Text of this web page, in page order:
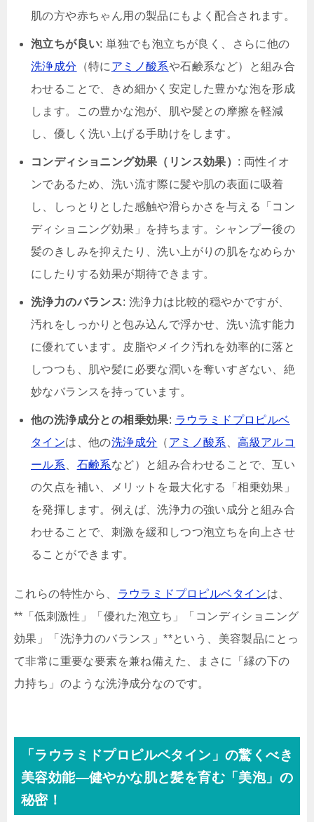
肌の方や赤ちゃん用の製品にもよく配合されます。
泡立ちが良い: 単独でも泡立ちが良く、さらに他の
洗浄成分 （特に アミノ酸系や石鹸系など）と組み合
わせることで、きめ細かく安定した豊かな泡を形成
します。この豊かな泡が、肌や髪との摩擦を軽減
し、優しく洗い上げる手助けをします。
コンディショニング効果（リンス効果） : 両性イオ
ンであるため、洗い流す際に髪や肌の表面に吸着
し、しっとりとした感触や滑らかさを与える「コン
ディショニング効果」を持ちます。シャンプー後の
髪のきしみを抑えたり、洗い上がりの肌をなめらか
にしたりする効果が期待できます。
洗浄力のバランス: 洗浄力は比較的穏やかですが、
汚れをしっかりと包み込んで浮かせ、洗い流す能力
に優れています。皮脂やメイク汚れを効率的に落と
しつつも、肌や髪に必要な潤いを奪いすぎない、絶
妙なバランスを持っています。
他の洗浄成分との相乗効果: ラウラミドプロピルベ
タインは、他の洗浄成分 （ アミノ酸系 、高級アルコ
ール系
石鹸系など）と組み合わせることで、互い
の欠点を補い、メリットを最大化する「相乗効果」
を発揮します。例えば、洗浄力の強い成分と組み合
わせることで、刺激を緩和しつつ泡立ちを向上させ
ることができます。
これらの特性から、 ラウラミドプロピルベタインは、
**「低刺激性」「優れた泡立ち」「コンディショニング
効果」「洗浄力のバランス」**という、美容製品にとっ
て非常に重要な要素を兼ね備えた、まさに「縁の下の
力持ち」のような洗浄成分なのです。
「ラウラミドプロピルベタイン」の驚くべき
美容効能—健やかな肌と髪を育む「美泡」の
秘密！